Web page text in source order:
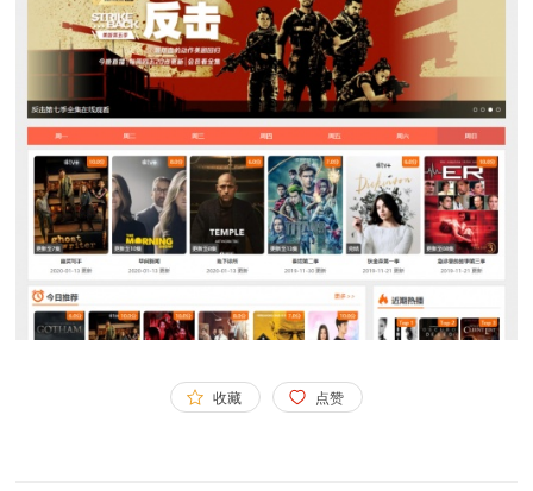
收藏 点赞